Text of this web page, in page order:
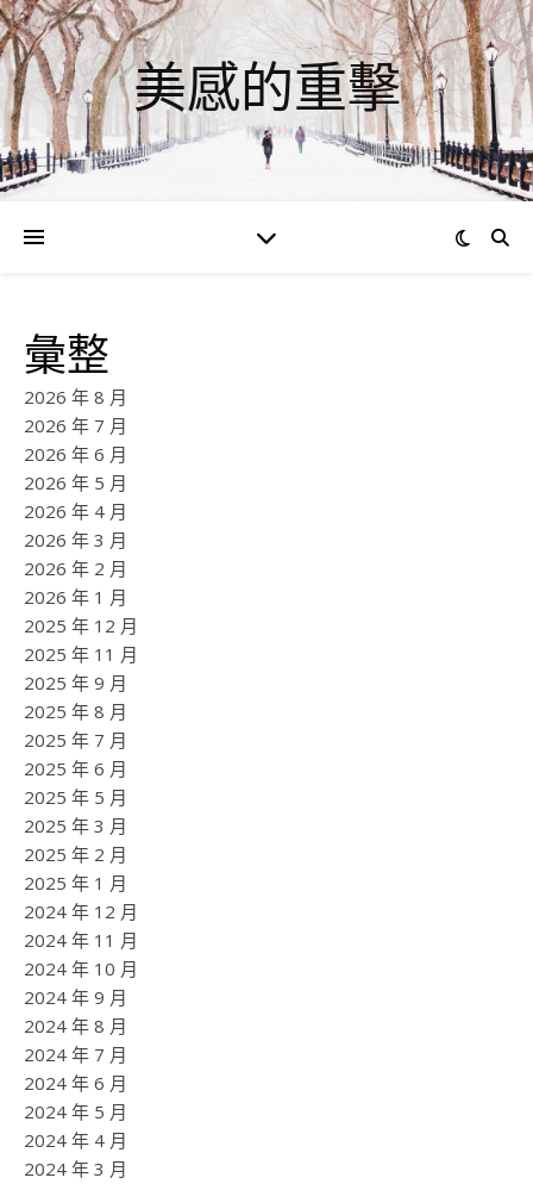
美感的重擊
彙整
2026 年 8 月
2026 年 7 月
2026 年 6 月
2026 年 5 月
2026 年 4 月
2026 年 3 月
2026 年 2 月
2026 年 1 月
2025 年 12 月
2025 年 11 月
2025 年 9 月
2025 年 8 月
2025 年 7 月
2025 年 6 月
2025 年 5 月
2025 年 3 月
2025 年 2 月
2025 年 1 月
2024 年 12 月
2024 年 11 月
2024 年 10 月
2024 年 9 月
2024 年 8 月
2024 年 7 月
2024 年 6 月
2024 年 5 月
2024 年 4 月
2024 年 3 月